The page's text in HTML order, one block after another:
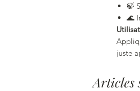
🍃
🌊
juste
Articles